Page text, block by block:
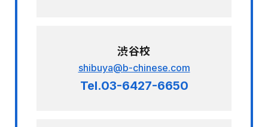
渋谷校
shibuya@b-chinese.com
Tel.03-6427-6650